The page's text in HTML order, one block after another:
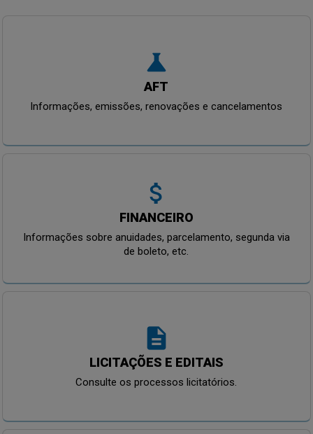
science
AFT
Informações, emissões, renovações e cancelamentos
attach_money
FINANCEIRO
Informações sobre anuidades, parcelamento, segunda via
de boleto, etc.
description
LICITAÇÕES E EDITAIS
Consulte os processos licitatórios.